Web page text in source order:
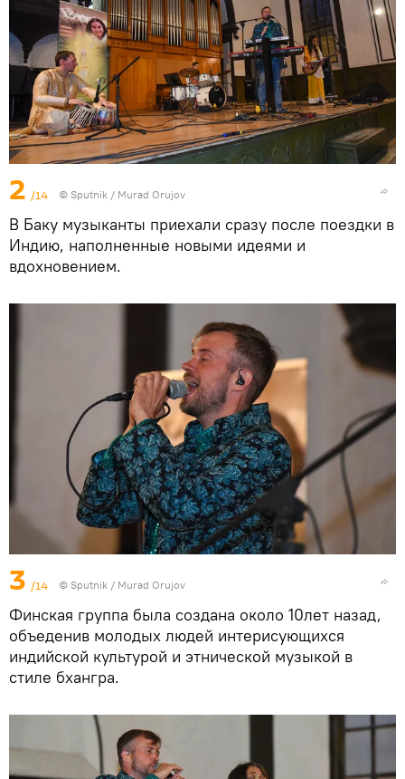
2 /14 © Sputnik / Murad Orujov
В Баку музыканты приехали сразу после поездки в
Индию, наполненные новыми идеями и
вдохновением.
3 /14 © Sputnik / Murad Orujov
Финская группа была создана около 10лет назад,
объеденив молодых людей интерисующихся
индийской культурой и этнической музыкой в
стиле бхангра.